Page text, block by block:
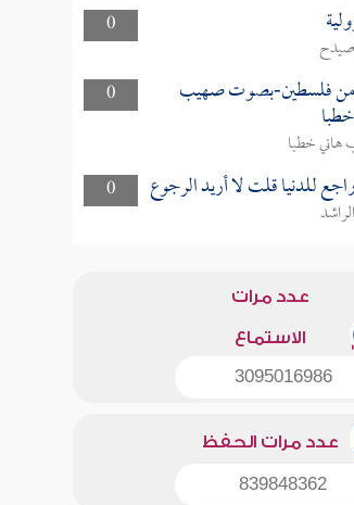
0
0
من فلسطين-بصوت صهيب
خطبا
0
للدنيا قلت لا أريد الرجوع
عدد مرات
الاستماع
3095016986
عدد مرات الحفظ
839848362